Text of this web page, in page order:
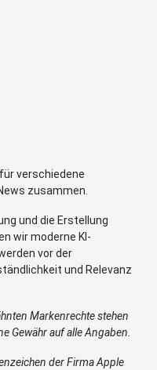
verschiedene
zusammen.
und die Erstellung
wir moderne KI-
vor der
und Relevanz
Markenrechte stehen
Gewähr auf alle Angaben.
der Firma Apple